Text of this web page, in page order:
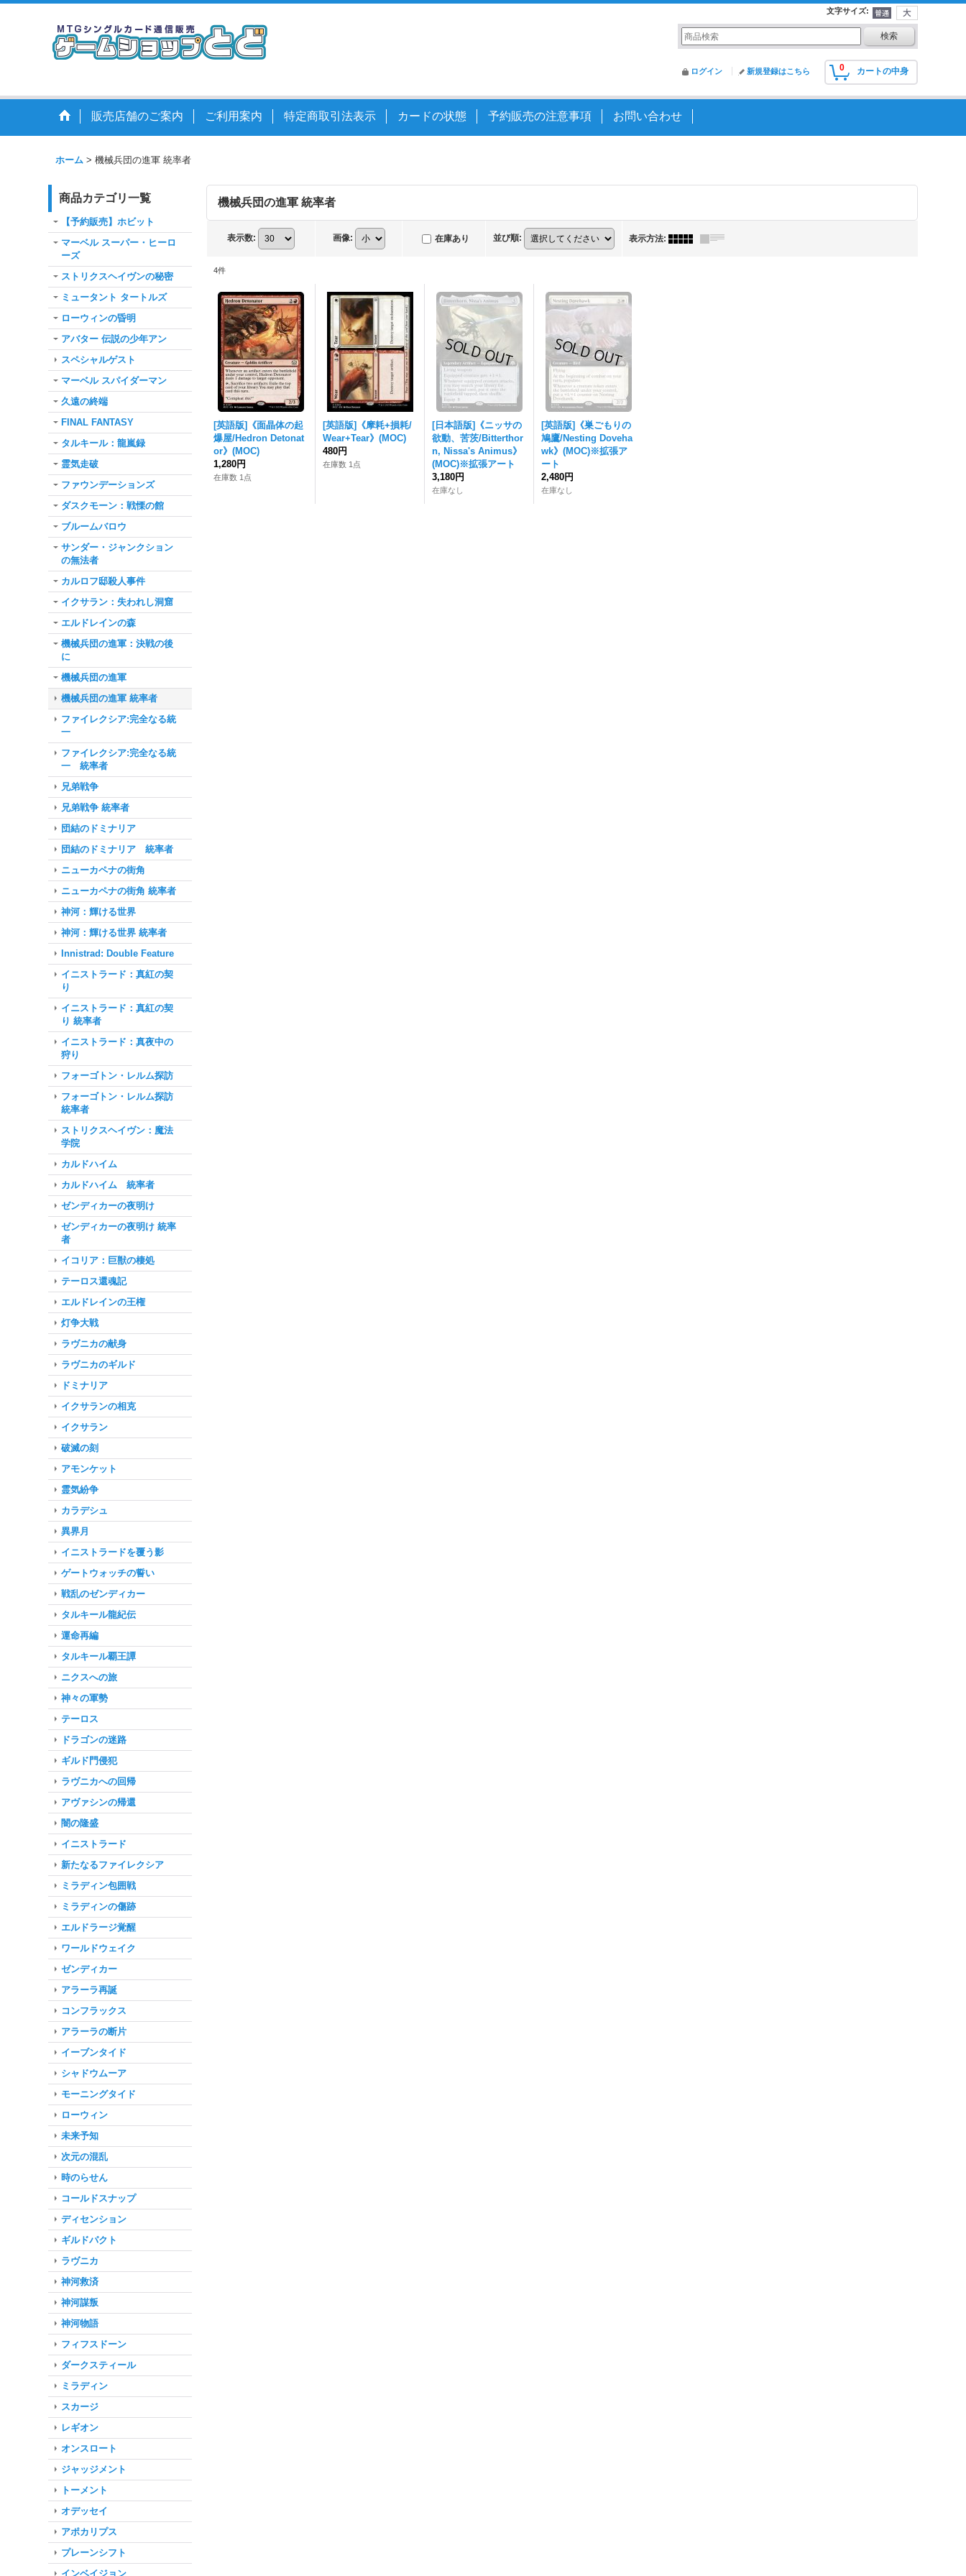
文字サイズ:
0 カートの中身
ログイン 新規登録はこちら
販売店舗のご案内 ご利用案内 特定商取引法表示 カードの状態 予約販売の注意事項 お問い合わせ
ホーム > 機械兵団の進軍 統率者
商品カテゴリ一覧
【予約販売】ホビット
マーベル スーパー・ヒーロ
ーズ
ストリクスヘイヴンの秘密
ミュータント タートルズ
ローウィンの昏明
アバター 伝説の少年アン
スペシャルゲスト
マーベル スパイダーマン
久遠の終端
FINAL FANTASY
タルキール：龍嵐録
霊気走破
ファウンデーションズ
ダスクモーン：戦慄の館
ブルームバロウ
サンダー・ジャンクション
の無法者
カルロフ邸殺人事件
イクサラン：失われし洞窟
エルドレインの森
機械兵団の進軍：決戦の後
に
機械兵団の進軍
機械兵団の進軍 統率者
ファイレクシア:完全なる統
一
ファイレクシア:完全なる統
一 統率者
兄弟戦争
兄弟戦争 統率者
団結のドミナリア
団結のドミナリア 統率者
ニューカペナの街角
ニューカペナの街角 統率者
神河：輝ける世界
神河：輝ける世界 統率者
Innistrad: Double Feature
イニストラード：真紅の契
り
イニストラード：真紅の契
り 統率者
イニストラード：真夜中の
狩り
フォーゴトン・レルム探訪
フォーゴトン・レルム探訪
統率者
ストリクスヘイヴン：魔法
学院
カルドハイム
カルドハイム 統率者
ゼンディカーの夜明け
ゼンディカーの夜明け 統率
者
イコリア：巨獣の棲処
テーロス還魂記
エルドレインの王権
灯争大戦
ラヴニカの献身
ラヴニカのギルド
ドミナリア
イクサランの相克
イクサラン
破滅の刻
アモンケット
霊気紛争
カラデシュ
異界月
イニストラードを覆う影
ゲートウォッチの誓い
戦乱のゼンディカー
タルキール龍紀伝
運命再編
タルキール覇王譚
ニクスへの旅
神々の軍勢
テーロス
ドラゴンの迷路
ギルド門侵犯
ラヴニカへの回帰
アヴァシンの帰還
闇の隆盛
イニストラード
新たなるファイレクシア
ミラディン包囲戦
ミラディンの傷跡
エルドラージ覚醒
ワールドウェイク
ゼンディカー
アラーラ再誕
コンフラックス
アラーラの断片
イーブンタイド
シャドウムーア
モーニングタイド
ローウィン
未来予知
次元の混乱
時のらせん
コールドスナップ
ディセンション
ギルドパクト
ラヴニカ
神河救済
神河謀叛
神河物語
フィフスドーン
ダークスティール
ミラディン
スカージ
レギオン
オンスロート
ジャッジメント
トーメント
オデッセイ
アポカリプス
プレーンシフト
インベイジョン
機械兵団の進軍 統率者
表示数: 画像: 在庫あり 並び順: 表示方法:
4件
[英語版]《面晶体の起
爆屋/Hedron Detonat
or》(MOC)
1,280円
在庫数 1点
[英語版]《摩耗+損耗/
Wear+Tear》(MOC)
480円
在庫数 1点
[日本語版]《ニッサの
欲動、苦茨/Bitterthor
n, Nissa's Animus》
(MOC)※拡張アート
3,180円
在庫なし
[英語版]《巣ごもりの
鳩鷹/Nesting Doveha
wk》(MOC)※拡張ア
ート
2,480円
在庫なし